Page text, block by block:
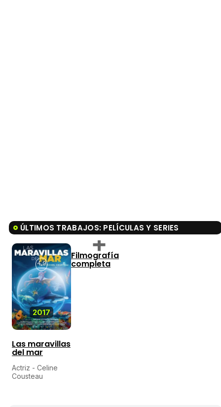
ÚLTIMOS TRABAJOS: PELÍCULAS Y SERIES
2017
4,9
Las maravillas
del mar
Actriz - Celine
Cousteau
Filmografía
completa